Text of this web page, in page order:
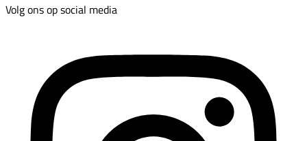
Volg ons op social media